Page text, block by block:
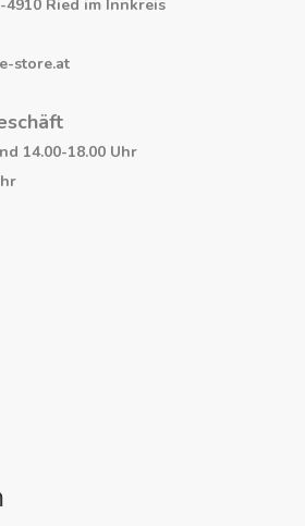
4910 Ried im Innkreis
store.at
14.00-18.00 Uhr